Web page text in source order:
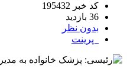
کد خبر 195432
36 بازدید
بدون نظر
پرینت